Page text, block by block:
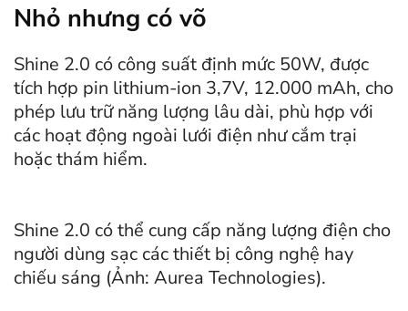
Nhỏ nhưng có võ
Shine 2.0 có công suất định mức 50W, được
tích hợp pin lithium-ion 3,7V, 12.000 mAh, cho
phép lưu trữ năng lượng lâu dài, phù hợp với
các hoạt động ngoài lưới điện như cắm trại
hoặc thám hiểm.
Shine 2.0 có thể cung cấp năng lượng điện cho
người dùng sạc các thiết bị công nghệ hay
chiếu sáng (Ảnh: Aurea Technologies).